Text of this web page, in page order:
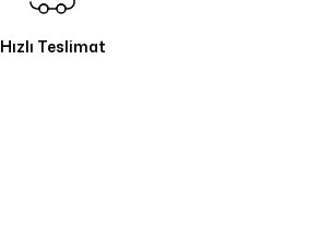
Hızlı Teslimat